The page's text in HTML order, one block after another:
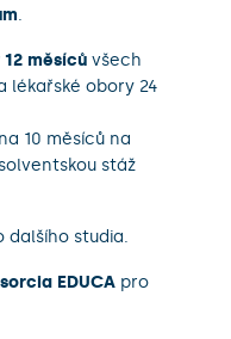
.
měsícůvšech
lékařské obory 24
10 měsíců na
stáž
dalšího studia.
EDUCApro